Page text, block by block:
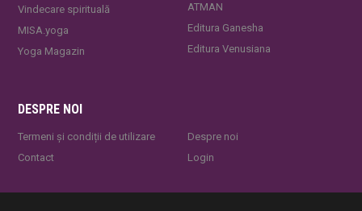
Vindecare spirituală
MISA.yoga
Yoga Magazin
ATMAN
Editura Ganesha
Editura Venusiana
DESPRE NOI
Termeni și condiții de utilizare
Contact
Despre noi
Login